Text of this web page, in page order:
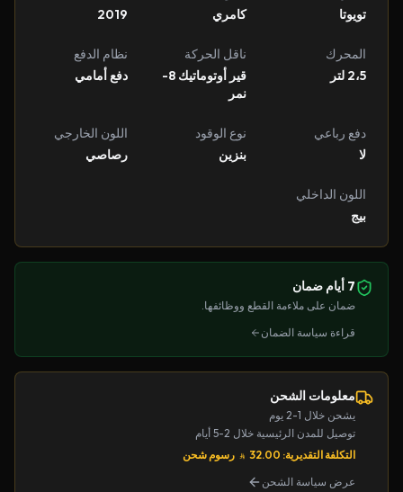
تويوتا
كامري
2019
المحرك
2،5 لتر
ناقل الحركة
قير أوتوماتيك 8-
نمر
نظام الدفع
دفع أمامي
دفع رباعي
لا
نوع الوقود
بنزين
اللون الخارجي
رصاصي
اللون الداخلي
بيج
7 أيام ضمان
ضمان على ملاءمة القطع ووظائفها.
قراءة سياسة الضمان
معلومات الشحن
يشحن خلال 1-2 يوم
توصيل للمدن الرئيسية خلال 2-5 أيام
التكلفة التقديرية: 32.00
رسوم شحن
عرض سياسة الشحن